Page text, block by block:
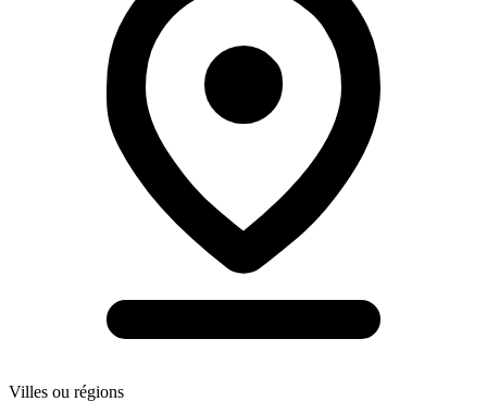
Villes ou régions